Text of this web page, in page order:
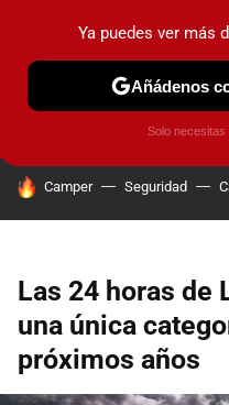
PRUEBAS COCHES
HOY SE HABLA DE
Camper Seguridad
Las 24 horas de
una única
próximos años
Ya puedes ver más
Añádenos
Solo necesitas